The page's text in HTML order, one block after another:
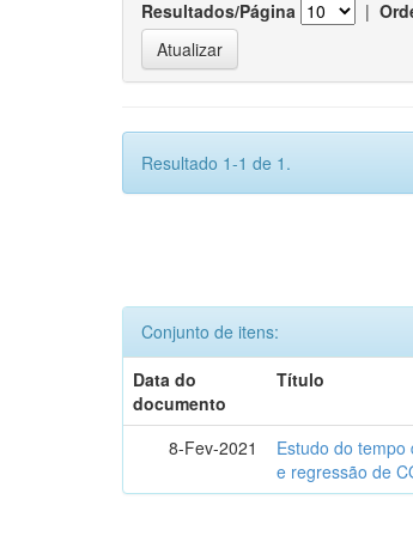
Resultados/Página |
Resultado 1-1 de 1.
Conjunto de itens:
Data do
documento
Título
8-Fev-2021
Estudo do
e regressão de